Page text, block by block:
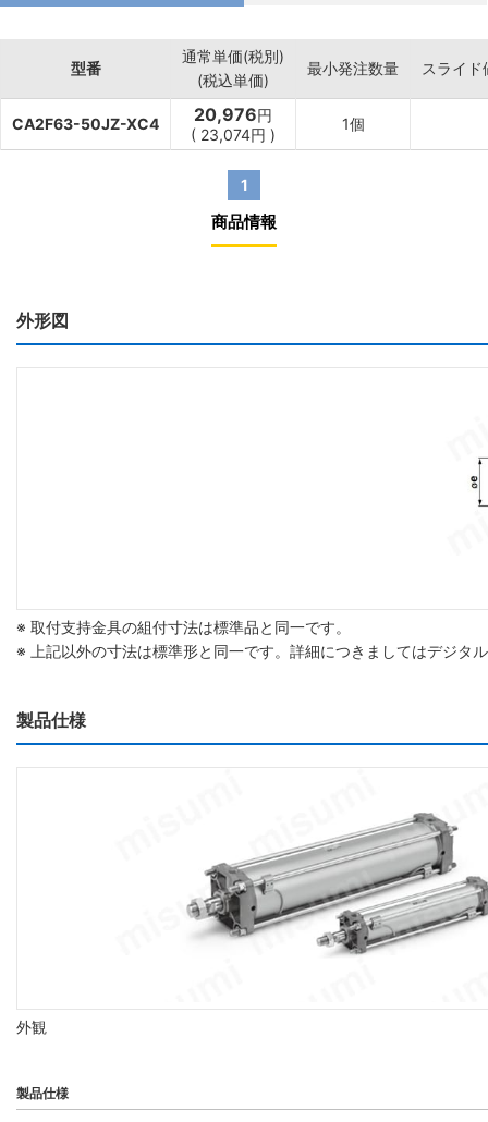
型番
通常単価(税別)
(税込単価)
最小発注数量 スライド
CA2F63-50JZ-XC4 20,976円
( 23,074円 )
1個
1
商品情報
外形図
※ 取付支持金具の組付寸法は標準品と同一です。
※ 上記以外の寸法は標準形と同一です。詳細につきましてはデジタ
製品仕様
外観
製品仕様